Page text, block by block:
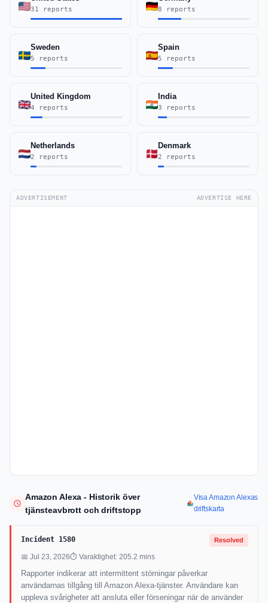
31 reports 8 reports
Sweden
5 reports
Spain
5 reports
United Kingdom
4 reports
India
3 reports
Netherlands
2 reports
Denmark
2 reports
ADVERTISEMENT ADVERTISE HERE
Amazon Alexa - Historik över
tjänsteavbrott och driftstopp
Visa Amazon Alexas
driftskarta
Incident 1580 Resolved
📅 Jul 23, 2026⏱ Varaktighet: 205.2 mins
Rapporter indikerar att intermittent störningar påverkar
användarnas tillgång till Amazon Alexa-tjänster. Användare kan
uppleva svårigheter att ansluta eller förseningar när de använder